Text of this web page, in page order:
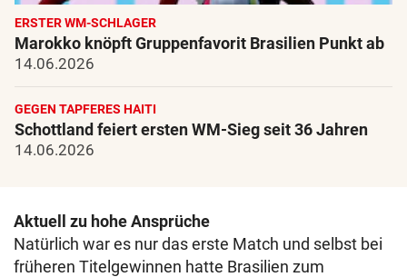
ERSTER WM-SCHLAGER
Marokko knöpft Gruppenfavorit Brasilien Punkt ab
14.06.2026
GEGEN TAPFERES HAITI
Schottland feiert ersten WM-Sieg seit 36 Jahren
14.06.2026
Aktuell zu hohe Ansprüche
Natürlich war es nur das erste Match und selbst bei
früheren Titelgewinnen hatte Brasilien zum